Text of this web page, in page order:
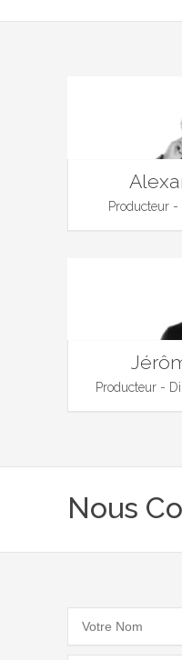
Producteur -
Producteur -
Nous